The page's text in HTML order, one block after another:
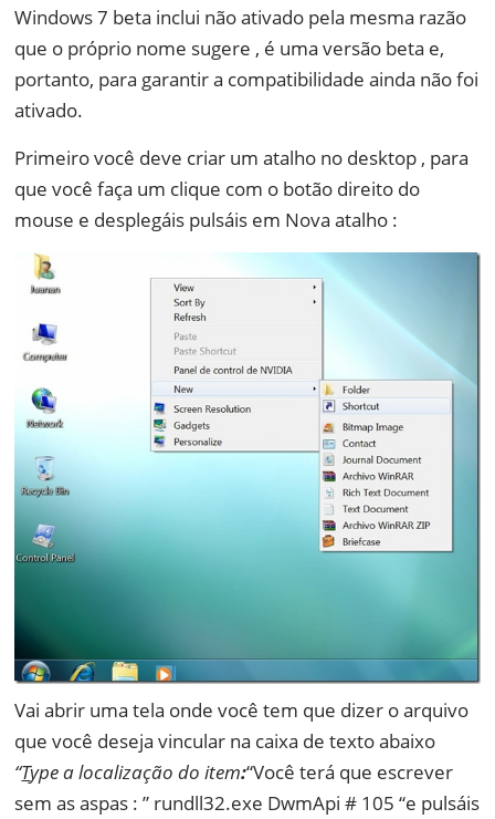
Windows 7 beta inclui não ativado pela mesma razão
que o próprio nome sugere , é uma versão beta e,
portanto, para garantir a compatibilidade ainda não foi
ativado.
Primeiro você deve criar um atalho no desktop , para
que você faça um clique com o botão direito do
mouse e desplegáis pulsáis em Nova atalho :
Vai abrir uma tela onde você tem que dizer o arquivo
que você deseja vincular na caixa de texto abaixo
“Type a localização do item:“Você terá que escrever
sem as aspas : ” rundll32.exe DwmApi # 105 “e pulsáis